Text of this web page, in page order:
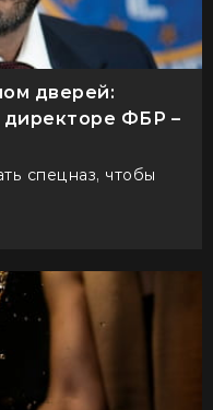
дверей:
директоре ФБР –
спецназ, чтобы